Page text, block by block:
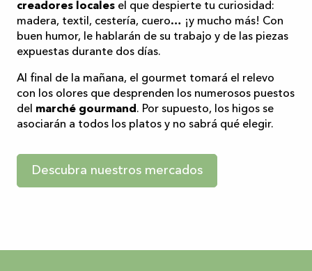
creadores locales el que despierte tu curiosidad:
madera, textil, cestería, cuero… ¡y mucho más! Con
buen humor, le hablarán de su trabajo y de las piezas
expuestas durante dos días.
Al final de la mañana, el gourmet tomará el relevo
con los olores que desprenden los numerosos puestos
del marché gourmand . Por supuesto, los higos se
asociarán a todos los platos y no sabrá qué elegir.
Descubra nuestros mercados